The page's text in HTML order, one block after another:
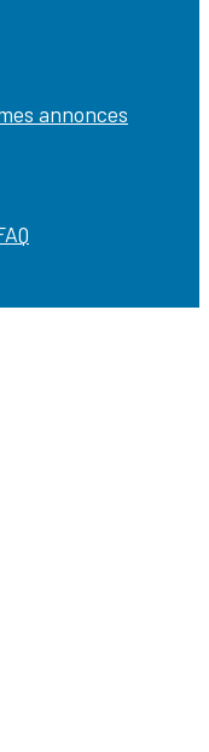
annonces